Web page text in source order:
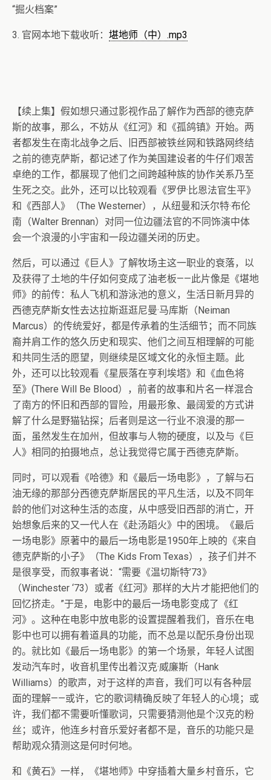
“掘火档案”
3. 官网本地下载收听： 堪地师（中）.mp3
【续上集】假如想只通过影视作品了解作为西部的德克萨
斯的故事，那么，不妨从《红河》和《孤鸽镇》开始。两
者都发生在南北战争之后、旧西部被铁丝网和铁路网终结
之前的德克萨斯，都记述了作为美国建设者的牛仔们艰苦
卓绝的工作，都展现了他们之间跨越种族的协作关系乃至
生死之交。此外，还可以比较观看《罗伊·比恩法官生平》
和《西部人》（The Westerner），从纽曼和沃尔特·布伦
南（Walter Brennan）对同一位边疆法官的不同饰演中体
会一个浪漫的小宇宙和一段边疆关闭的历史。
然后，可以通过《巨人》了解牧场主这一职业的衰落，以
及获得了土地的牛仔如何变成了油老板——此片像是《堪地
师》的前传：私人飞机和游泳池的意义，生活日新月异的
西德克萨斯女性去达拉斯逛逛尼曼·马库斯（Neiman
Marcus）的传统爱好，都是传承着的生活细节；而不同族
裔并肩工作的悠久历史和现实、他们之间互相理解的可能
和共同生活的愿望，则继续是区域文化的永恒主题。此
外，还可以比较观看《星辰落在亨利埃塔》和《血色将
至》(There Will Be Blood），前者的故事和片名一样混合
了南方的怀旧和西部的冒险，用最形象、最阔爱的方式讲
解了什么是野猫钻探；后者则是这一行业不浪漫的那一
面，虽然发生在加州，但故事与人物的硬度，以及与《巨
人》相同的拍摄地点，总让我觉得它属于西德克萨斯。
同时，可以观看《哈德》和《最后一场电影》，了解与石
油无缘的那部分西德克萨斯居民的平凡生活，以及不同年
龄的他们对这种生活的态度，从中感受旧西部的消亡，开
始想象后来的又一代人在《赴汤蹈火》中的困境。《最后
一场电影》原著中的最后一场电影是1950年上映的《来自
德克萨斯的小子》（The Kids From Texas），孩子们并不
是很享受，而叙事者说：“需要《温切斯特’73》
（Winchester ‘73）或者《红河》那样的大片才能把他们的
回忆挤走。”于是，电影中的最后一场电影变成了《红
河》。这种在电影中放电影的设置提醒着我们，音乐在电
影中也可以拥有着道具的功能，而不总是以配乐身份出现
的。就比如《最后一场电影》的第一个场景，年轻人试图
发动汽车时，收音机里传出着汉克·威廉斯（Hank
Williams）的歌声，对于这样的声音，我们可以有各种层
面的理解——或许，它的歌词精确反映了年轻人的心境；或
许，我们都不需要听懂歌词，只需要猜测他是个汉克的粉
丝；或许，他连乡村音乐爱好者都不是，音乐的功能只是
帮助观众猜测这是何时何地。
和《黄石》一样，《堪地师》中穿插着大量乡村音乐，它